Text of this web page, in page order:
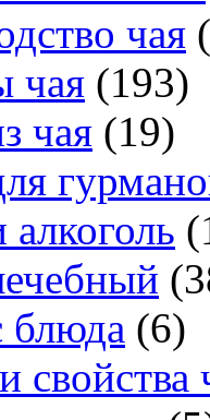
чая
чая (193)
чая (19)
блюда (6)
свойства